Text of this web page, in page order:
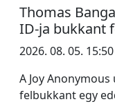
Thomas
ID-ja bukkant
2026. 08. 05. 15:50
A Joy Anonymous
felbukkant egy